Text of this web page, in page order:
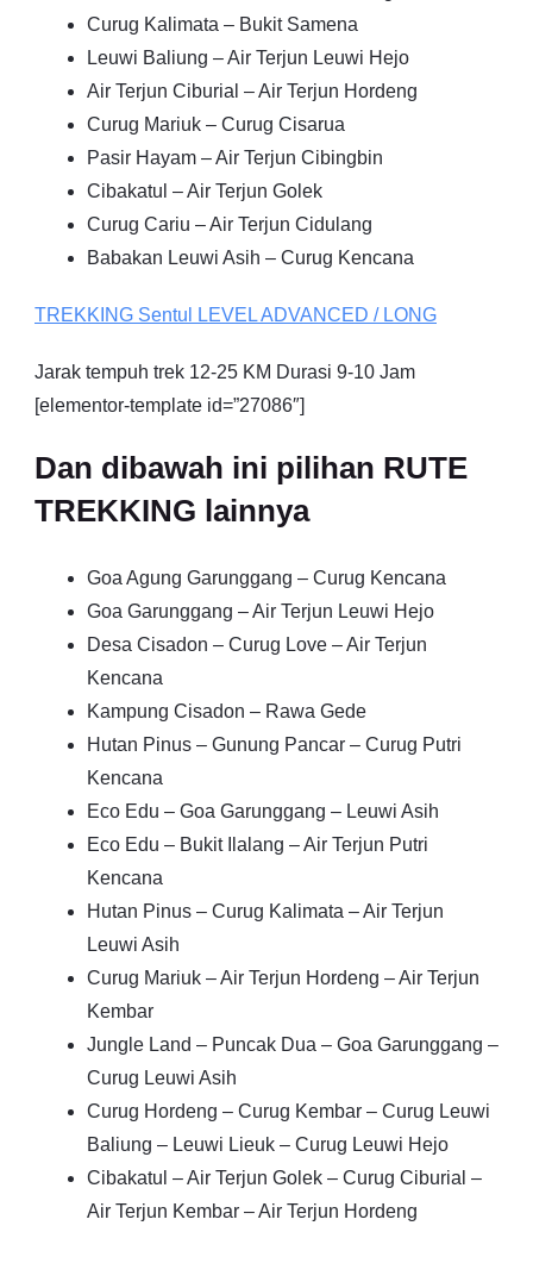
Curug Kalimata – Bukit Samena
Leuwi Baliung – Air Terjun Leuwi Hejo
Air Terjun Ciburial – Air Terjun Hordeng
Curug Mariuk – Curug Cisarua
Pasir Hayam – Air Terjun Cibingbin
Cibakatul – Air Terjun Golek
Curug Cariu – Air Terjun Cidulang
Babakan Leuwi Asih – Curug Kencana
TREKKING Sentul LEVEL ADVANCED / LONG
Jarak tempuh trek 12-25 KM Durasi 9-10 Jam
[elementor-template id=”27086″]
Dan dibawah ini pilihan RUTE
TREKKING lainnya
Goa Agung Garunggang – Curug Kencana
Goa Garunggang – Air Terjun Leuwi Hejo
Desa Cisadon – Curug Love – Air Terjun
Kencana
Kampung Cisadon – Rawa Gede
Hutan Pinus – Gunung Pancar – Curug Putri
Kencana
Eco Edu – Goa Garunggang – Leuwi Asih
Eco Edu – Bukit Ilalang – Air Terjun Putri
Kencana
Hutan Pinus – Curug Kalimata – Air Terjun
Leuwi Asih
Curug Mariuk – Air Terjun Hordeng – Air Terjun
Kembar
Jungle Land – Puncak Dua – Goa Garunggang –
Curug Leuwi Asih
Curug Hordeng – Curug Kembar – Curug Leuwi
Baliung – Leuwi Lieuk – Curug Leuwi Hejo
Cibakatul – Air Terjun Golek – Curug Ciburial –
Air Terjun Kembar – Air Terjun Hordeng